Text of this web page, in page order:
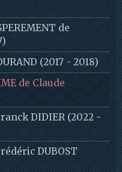
de
(2017 - 2018)
de Claude
DIDIER (2022 -
DUBOST